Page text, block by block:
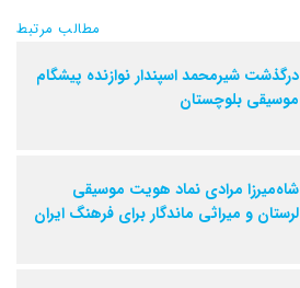
مطالب مرتبط
درگذشت شیرمحمد اسپندار نوازنده پیشگام
موسیقی بلوچستان
شاه‌میرزا مرادی نماد هویت موسیقی
لرستان و میراثی ماندگار برای فرهنگ ایران